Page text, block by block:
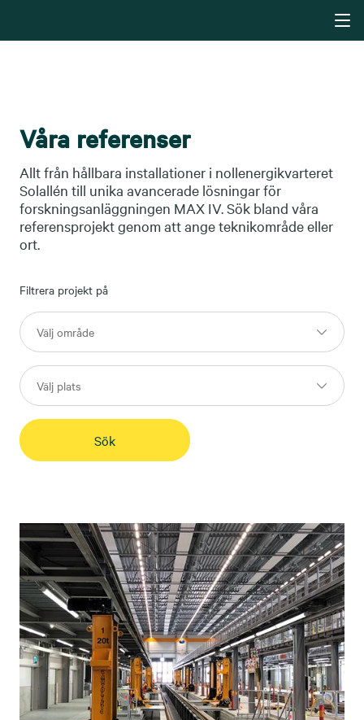
Våra referenser
Allt från hållbara installationer i nollenergikvarteret
Solallén till unika avancerade lösningar för
forskningsanläggningen MAX IV. Sök bland våra
referensprojekt genom att ange teknikområde eller
ort.
Filtrera projekt på